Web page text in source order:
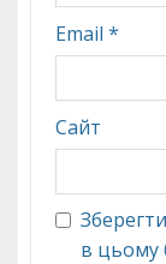
Email *
Сайт
в цьому